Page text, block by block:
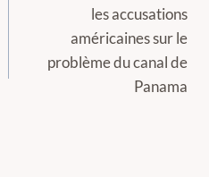
les accusations
américaines sur le
problème du canal de
Panama